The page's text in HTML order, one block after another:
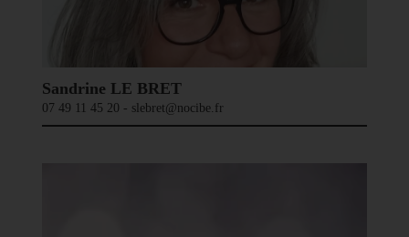
Sandrine LE BRET
07 49 11 45 20 - slebret@nocibe.fr